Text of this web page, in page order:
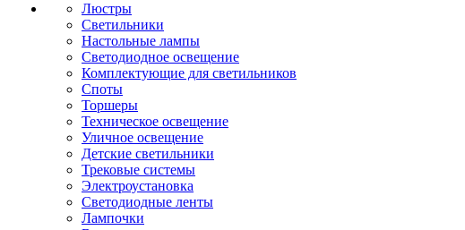
Люстры
Светильники
Настольные лампы
Светодиодное освещение
Комплектующие для светильников
Споты
Торшеры
Техническое освещение
Уличное освещение
Детские светильники
Трековые системы
Электроустановка
Светодиодные ленты
Лампочки